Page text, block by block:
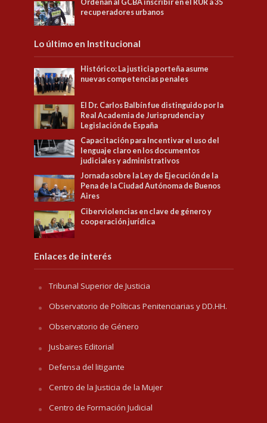
Ordenan al GCBA inscribir en el RUR a 35
recuperadores urbanos
Lo último en Institucional
Histórico: La justicia porteña asume
nuevas competencias penales
El Dr. Carlos Balbín fue distinguido por la
Real Academia de Jurisprudencia y
Legislación de España
Capacitación para Incentivar el uso del
lenguaje claro en los documentos
judiciales y administrativos
Jornada sobre la Ley de Ejecución de la
Pena de la Ciudad Autónoma de Buenos
Aires
Ciberviolencias en clave de género y
cooperación jurídica
Enlaces de interés
Tribunal Superior de Justicia
Observatorio de Políticas Penitenciarias y DD.HH.
Observatorio de Género
Jusbaires Editorial
Defensa del litigante
Centro de la Justicia de la Mujer
Centro de Formación Judicial